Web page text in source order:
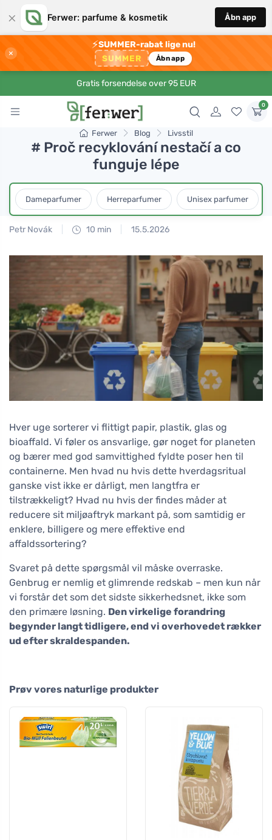
× Ferwer: parfume & kosmetik Åbn app
×
⚡SUMMER-rabat lige nu!
SUMMER Åbn app
Gratis forsendelse over 95 EUR
0
Ferwer Blog Livsstil
# Proč recyklování nestačí a co
funguje lépe
Dameparfumer Herreparfumer Unisex parfumer
Petr Novák 10 min 15.5.2026
Hver uge sorterer vi flittigt papir, plastik, glas og
bioaffald. Vi føler os ansvarlige, gør noget for planeten
og bærer med god samvittighed fyldte poser hen til
containerne. Men hvad nu hvis dette hverdagsritual
ganske vist ikke er dårligt, men langtfra er
tilstrækkeligt? Hvad nu hvis der findes måder at
reducere sit miljøaftryk markant på, som samtidig er
enklere, billigere og mere effektive end
affaldssortering?
Svaret på dette spørgsmål vil måske overraske.
Genbrug er nemlig et glimrende redskab – men kun når
vi forstår det som det sidste sikkerhedsnet, ikke som
den primære løsning. Den virkelige forandring
begynder langt tidligere, end vi overhovedet rækker
ud efter skraldespanden.
Prøv vores naturlige produkter